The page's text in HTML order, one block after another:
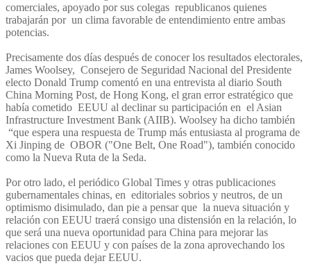
comerciales, apoyado por sus colegas republicanos quienes
trabajarán por un clima favorable de entendimiento entre ambas
potencias.
Precisamente dos días después de conocer los resultados electorales,
James Woolsey, Consejero de Seguridad Nacional del Presidente
electo Donald Trump comentó en una entrevista al diario South
China Morning Post, de Hong Kong, el gran error estratégico que
había cometido EEUU al declinar su participación en el Asian
Infrastructure Investment Bank (AIIB). Woolsey ha dicho también
“que espera una respuesta de Trump más entusiasta al programa de
Xi Jinping de OBOR ("One Belt, One Road"), también conocido
como la Nueva Ruta de la Seda.
Por otro lado, el periódico Global Times y otras publicaciones
gubernamentales chinas, en editoriales sobrios y neutros, de un
optimismo disimulado, dan pie a pensar que la nueva situación y
relación con EEUU traerá consigo una distensión en la relación, lo
que será una nueva oportunidad para China para mejorar las
relaciones con EEUU y con países de la zona aprovechando los
vacios que pueda dejar EEUU.